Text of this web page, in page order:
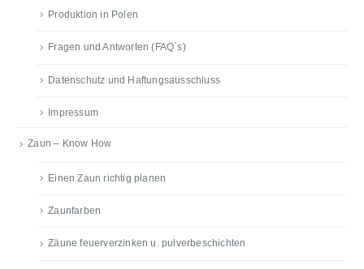
Produktion in Polen
Fragen und Antworten (FAQ´s)
Datenschutz und Haftungsausschluss
Impressum
Zaun – Know How
Einen Zaun richtig planen
Zaunfarben
Zäune feuerverzinken u. pulverbeschichten